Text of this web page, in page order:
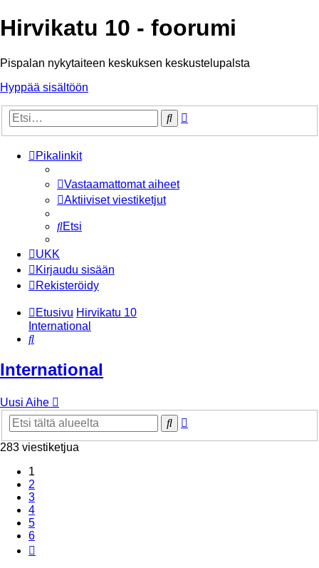
Hirvikatu 10 - foorumi
Pispalan nykytaiteen keskuksen keskustelupalsta
Hyppää sisältöön
Etsi
Pikalinkit
Vastaamattomat aiheet
Aktiiviset viestiketjut
Etsi
UKK
Kirjaudu sisään
Rekisteröidy
Etusivu Hirvikatu 10
International
Etsi
International
Uusi Aihe
Etsi
283 viestiketjua
1
2
3
4
5
6